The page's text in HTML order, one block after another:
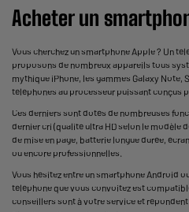
Acheter un
Vous cherchez un smartphone Apple ? Un
proposons de nombreux appareils tous
mythique iPhone, les gammes Galaxy Note,
téléphones au processeur puissant conçus
Ces derniers sont dotés de nombreuses
dernier cri (qualité ultra HD selon le modèle
de mise en page, batterie longue durée,
ou encore professionnelles.
Vous hésitez entre un smartphone Android
téléphone que vous convoitez est
conseillers sont à votre service et